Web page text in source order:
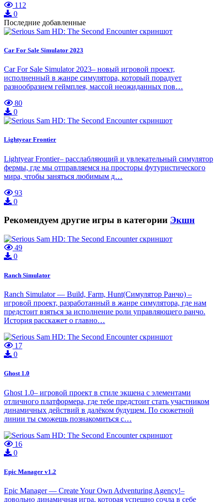
112
0
Последние добавленные
Car For Sale Simulator 2023
Car For Sale Simulator 2023– новый игровой проект,
исполненный в жанре симулятора, который порадует
разнообразием геймплея, массой неожиданных пов…
80
0
Lightyear Frontier
Lightyear Frontier– расслабляющий и увлекательный симулятор
фермы, где мы отправляемся на просторы футуристического
мира, чтобы заняться любимым д…
93
0
Рекомендуем другие игры в категории Экшн
49
0
Ranch Simulator
Ranch Simulator — Build, Farm, Hunt(Симулятор Ранчо) –
игровой проект, разработанный в жанре симулятора, где нам
предстоит взяться за исполнение роли управляющего ранчо.
История расскажет о главно…
17
0
Ghost 1.0
Ghost 1.0– игровой проект в стиле экшена с элементами
отличного платформера, где тебе предстоит стать участником
динамичных действий в далёком будущем. По сюжетной
линии ты сможешь познакомиться с…
16
0
Epic Manager v1.2
Epic Manager — Create Your Own Adventuring Agency!–
довольно динамичная игра, которая успешно сочла в себе